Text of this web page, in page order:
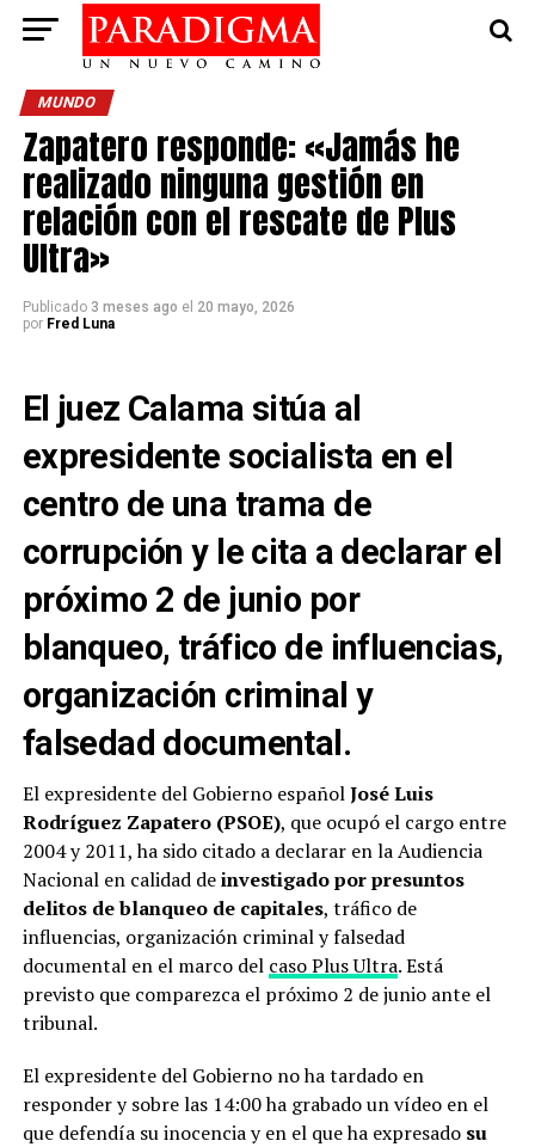
MUNDO
Zapatero responde: «Jamás he
realizado ninguna gestión en
relación con el rescate de Plus
Ultra»
Publicado 3 meses ago el 20 mayo, 2026
por Fred Luna
El juez Calama sitúa al
expresidente socialista en el
centro de una trama de
corrupción y le cita a declarar el
próximo 2 de junio por
blanqueo, tráfico de influencias,
organización criminal y
falsedad documental.
El expresidente del Gobierno españolJosé Luis
Rodríguez Zapatero (PSOE), que ocupó el cargo entre
2004 y 2011, ha sido citado a declarar en la Audiencia
Nacional en calidad deinvestigado por presuntos
delitos de blanqueo de capitales, tráfico de
influencias, organización criminal y falsedad
documental en el marco del caso Plus Ultra. Está
previsto que comparezca el próximo 2 de junio ante el
tribunal.
El expresidente del Gobierno no ha tardado en
responder y sobre las 14:00 ha grabado un vídeo en el
que defendía su inocencia y en el que ha expresado su